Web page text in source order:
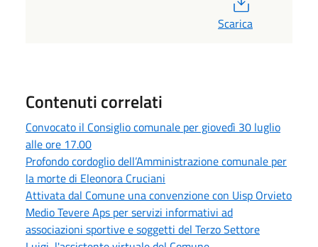
Scarica
Contenuti correlati
Convocato il Consiglio comunale per giovedì 30 luglio
alle ore 17.00
Profondo cordoglio dell’Amministrazione comunale per
la morte di Eleonora Cruciani
Attivata dal Comune una convenzione con Uisp Orvieto
Medio Tevere Aps per servizi informativi ad
associazioni sportive e soggetti del Terzo Settore